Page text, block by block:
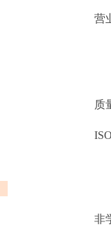
营
质
非